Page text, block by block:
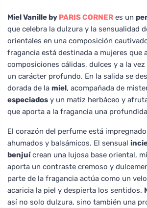
Miel Vanille by PARIS CORNER es un
que celebra la dulzura y la sensualidad
orientales en una composición
fragancia está destinada a mujeres que
composiciones cálidas, dulces y a la
un carácter profundo. En la salida se
dorada de la miel, acompañada de
especiados y un matiz herbáceo y
que aporta a la fragancia una
El corazón del perfume está
ahumados y balsámicos. El sensual
benjuícrean una lujosa base oriental,
aporta un contraste cremoso y
parte de la fragancia actúa como un
acaricia la piel y despierta los sentidos.
así no solo dulzura, sino también una